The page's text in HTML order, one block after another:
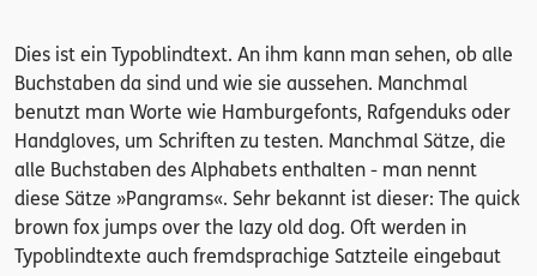
Dies ist ein Typoblindtext. An ihm kann man sehen, ob alle
Buchstaben da sind und wie sie aussehen. Manchmal
benutzt man Worte wie Hamburgefonts, Rafgenduks oder
Handgloves, um Schriften zu testen. Manchmal Sätze, die
alle Buchstaben des Alphabets enthalten - man nennt
diese Sätze »Pangrams«. Sehr bekannt ist dieser: The quick
brown fox jumps over the lazy old dog. Oft werden in
Typoblindtexte auch fremdsprachige Satzteile eingebaut